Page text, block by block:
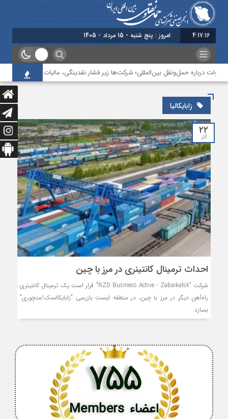
4:17:16 امروز : پنج شنبه - 15 مرداد - 1405
درباره حمل‌ونقل بین‌المللی؛ شرکت‌ها زیر فشار نقدینگی، مالیات و افت عملیات
زابایکالیا
۲۲
آذر
احداث ترمینال کانتینری در مرز با چین
شرکت "RZD Business Active - Zabaikalsk" قرار است یک ترمینال کانتینری
راه‌آهن دیگر در مرز با چین، در منطقه ایست بازرسی "زابایکالسک/منچوری"
بسازد.
اعضاء Members
755